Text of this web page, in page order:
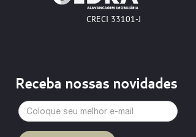
FName
Receba nossas novidades
CRECI 33101-J